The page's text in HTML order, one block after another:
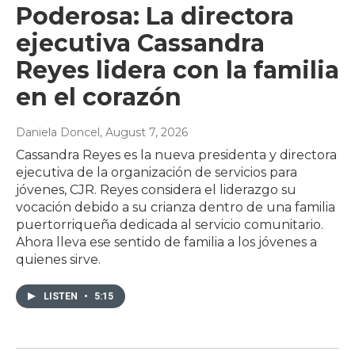
Poderosa: La directora
ejecutiva Cassandra
Reyes lidera con la familia
en el corazón
Daniela Doncel, August 7, 2026
Cassandra Reyes es la nueva presidenta y directora
ejecutiva de la organización de servicios para
jóvenes, CJR. Reyes considera el liderazgo su
vocación debido a su crianza dentro de una familia
puertorriqueña dedicada al servicio comunitario.
Ahora lleva ese sentido de familia a los jóvenes a
quienes sirve.
LISTEN • 5:15